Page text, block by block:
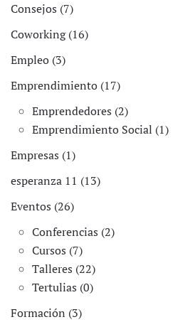
Consejos (7)
Coworking (16)
Empleo (3)
Emprendimiento (17)
Emprendedores (2)
Emprendimiento Social (1)
Empresas (1)
esperanza 11 (13)
Eventos (26)
Conferencias (2)
Cursos (7)
Talleres (22)
Tertulias (0)
Formación (3)